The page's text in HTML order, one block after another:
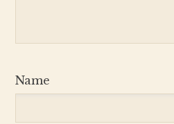
Name